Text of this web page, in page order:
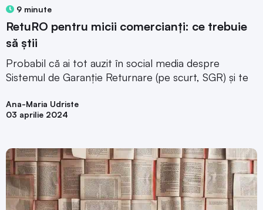
9 minute
RetuRO pentru micii comercianți: ce trebuie
să știi
Probabil că ai tot auzit în social media despre
Sistemul de Garanție Returnare (pe scurt, SGR) și te
Ana-Maria Udriste
03 aprilie 2024